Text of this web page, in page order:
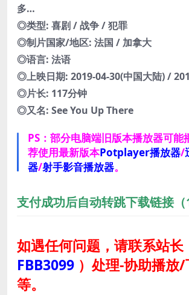
多…
◎类型: 喜剧 / 战争 / 犯罪
◎制片国家/地区: 法国 / 加拿大
◎语言: 法语
◎上映日期: 2019-04-30(中国大陆) /
◎片长: 117分钟
◎又名: See You Up There
PS：部分电脑端旧版本播放器可能
荐使用最新版本Potplayer播放器/
器/射手影音播放器。
支付成功后自动转跳下载链接（
如遇任何问题，请联系站长
FBB3099 ） 处理-协助播放
等。